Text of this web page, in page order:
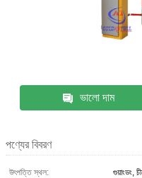
ভালো দাম
পণ্যের বিবরণ
উৎপত্তি স্থল:
গুয়াংডং,